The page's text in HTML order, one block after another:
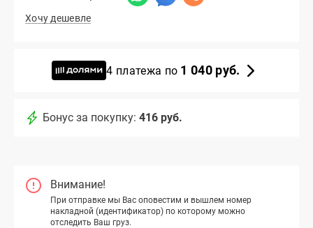
Хочу дешевле
4 платежа по 1 040 руб.
Бонус за покупку: 416 руб.
Внимание!
При отправке мы Вас оповестим и вышлем номер
накладной (идентификатор) по которому можно
отследить Ваш груз.